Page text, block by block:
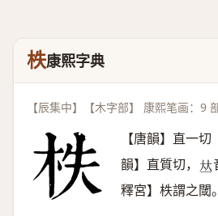
柣康熙字典
【辰集中】【木字部】 康熙笔画：9
【唐韻】直一
韻】直質切， 𠀤
釋宮】柣謂之閾。